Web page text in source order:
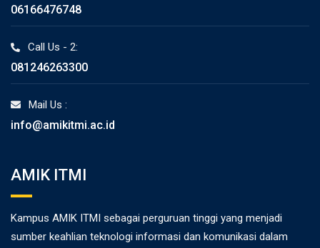
06166476748
Call Us - 2:
081246263300
Mail Us :
info@amikitmi.ac.id
AMIK ITMI
Kampus AMIK ITMI sebagai perguruan tinggi yang menjadi
sumber keahlian teknologi informasi dan komunikasi dalam